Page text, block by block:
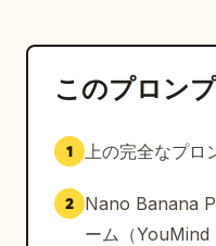
このプロン
1 上の完全なプロ
2
Nano Banana
ーム（YouMind